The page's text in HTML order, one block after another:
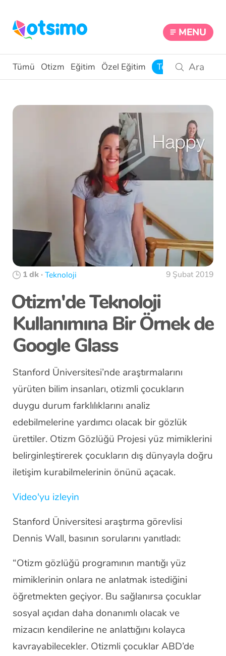
MENU
Tümü Otizm Eğitim Özel Eğitim Teknoloji
1 dk ·Teknoloji 9 Şubat 2019
Otizm'de Teknoloji
Kullanımına Bir Örnek de
Google Glass
Stanford Üniversitesi’nde araştırmalarını
yürüten bilim insanları, otizmli çocukların
duygu durum farklılıklarını analiz
edebilmelerine yardımcı olacak bir gözlük
ürettiler. Otizm Gözlüğü Projesi yüz mimiklerini
belirginleştirerek çocukların dış dünyayla doğru
iletişim kurabilmelerinin önünü açacak.
Video'yu izleyin
Stanford Üniversitesi araştırma görevlisi
Dennis Wall, basının sorularını yanıtladı:
“Otizm gözlüğü programının mantığı yüz
mimiklerinin onlara ne anlatmak istediğini
öğretmekten geçiyor. Bu sağlanırsa çocuklar
sosyal açıdan daha donanımlı olacak ve
mizacın kendilerine ne anlattığını kolayca
kavrayabilecekler. Otizmli çocuklar ABD’de